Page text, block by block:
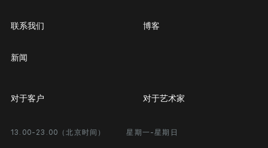
13.00-23.00（北京时间） 星期一-星期日
联系我们
新闻
博客
对于客户
个人专区
对于艺术家
合作